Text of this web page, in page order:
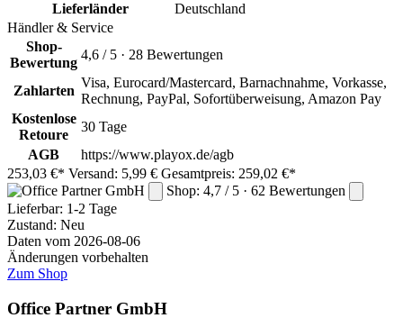
Lieferländer
Deutschland
Händler & Service
Shop-
Bewertung
4,6 / 5 · 28 Bewertungen
Zahlarten
Visa, Eurocard/Mastercard, Barnachnahme, Vorkasse,
Rechnung, PayPal, Sofortüberweisung, Amazon Pay
Kostenlose
Retoure
30 Tage
AGB
https://www.playox.de/agb
253,03 €* Versand: 5,99 € Gesamtpreis: 259,02 €*
Shop: 4,7 / 5 · 62 Bewertungen
Lieferbar: 1-2 Tage
Zustand: Neu
Daten vom 2026-08-06
Änderungen vorbehalten
Zum Shop
Office Partner GmbH